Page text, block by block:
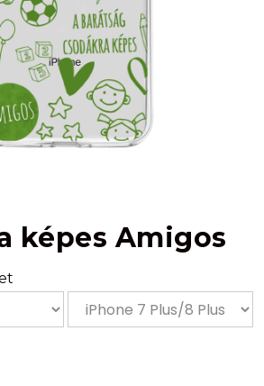
képes Amigos